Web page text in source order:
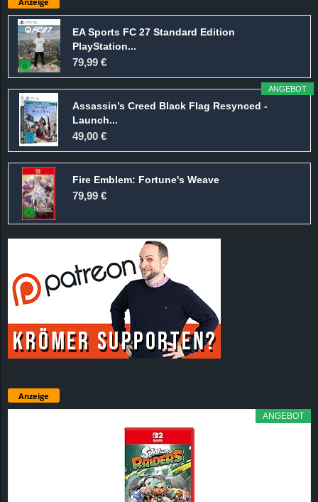
EA Sports FC 27 Standard Edition
PlayStation...
79,99 €
ANGEBOT
Assassin’s Creed Black Flag Resynced -
Launch...
49,00 €
Fire Emblem: Fortune's Weave
79,99 €
Anzeige
ANGEBOT